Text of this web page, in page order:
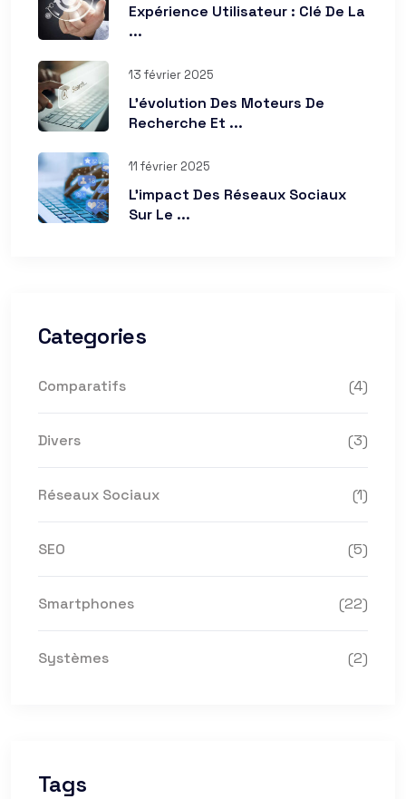
Expérience Utilisateur : Clé De La
...
13 février 2025
L’évolution Des Moteurs De
Recherche Et ...
11 février 2025
L’impact Des Réseaux Sociaux
Sur Le ...
Categories
Comparatifs (4)
Divers (3)
Réseaux Sociaux (1)
SEO (5)
Smartphones (22)
Systèmes (2)
Tags